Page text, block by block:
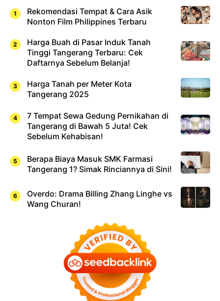
Rekomendasi Tempat & Cara Asik
Nonton Film Philippines Terbaru
Harga Buah di Pasar Induk Tanah
Tinggi Tangerang Terbaru: Cek
Daftarnya Sebelum Belanja!
Harga Tanah per Meter Kota
Tangerang 2025
7 Tempat Sewa Gedung Pernikahan di
Tangerang di Bawah 5 Juta! Cek
Sebelum Kehabisan!
Berapa Biaya Masuk SMK Farmasi
Tangerang 1? Simak Rinciannya di Sini!
Overdo: Drama Billing Zhang Linghe vs
Wang Churan!